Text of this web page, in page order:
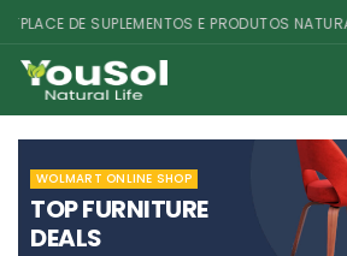
DE SUPLEMENTOS E PRODUTOS NATURAIS
WOLMART ONLINE SHOP
TOP FURNITURE
DEALS